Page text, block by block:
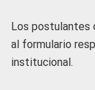
Los postulantes
al formulario
institucional.